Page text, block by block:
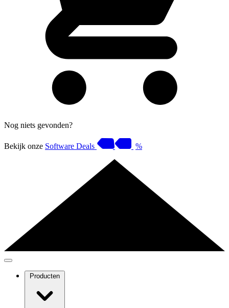
Nog niets gevonden?
Bekijk onze Software Deals %
Producten